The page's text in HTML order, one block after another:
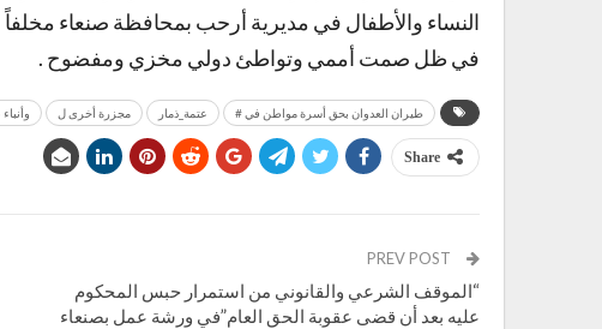
النساء والأطفال في مديرية أرحب بمحافظة صنعاء
في ظل صمت أممي وتواطئ دولي مخزي ومفضوح .
طيران العدوان بحق أسرة مواطن في # عتمة_ذمار مجزرة أخرى ل
Share
“الموقف الشرعي والقانوني من استمرار حبس المحكوم
عليه بعد أن قضى عقوبة الحق العام”في ورشة عمل بصنعاء